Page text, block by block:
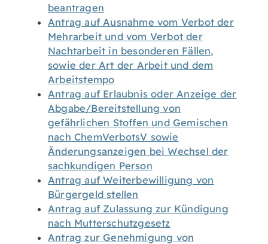
beantragen
Antrag auf Ausnahme vom Verbot der
Mehrarbeit und vom Verbot der
Nachtarbeit in besonderen Fällen,
sowie der Art der Arbeit und dem
Arbeitstempo
Antrag auf Erlaubnis oder Anzeige der
Abgabe/Bereitstellung von
gefährlichen Stoffen und Gemischen
nach ChemVerbotsV sowie
Änderungsanzeigen bei Wechsel der
sachkundigen Person
Antrag auf Weiterbewilligung von
Bürgergeld stellen
Antrag auf Zulassung zur Kündigung
nach Mutterschutzgesetz
Antrag zur Genehmigung von